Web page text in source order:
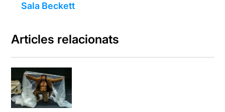
Sala Beckett
Articles relacionats